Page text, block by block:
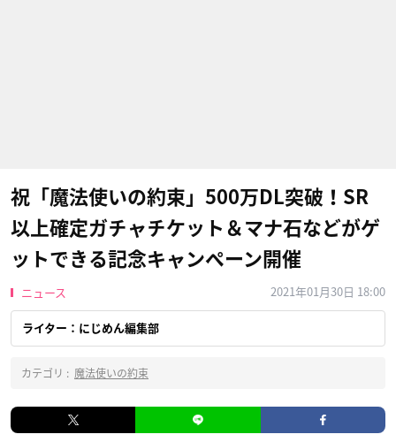
祝「魔法使いの約束」500万DL突破！SR
以上確定ガチャチケット＆マナ石などがゲ
ットできる記念キャンペーン開催
ニュース 2021年01月30日 18:00
ライター：にじめん編集部
カテゴリ : 魔法使いの約束